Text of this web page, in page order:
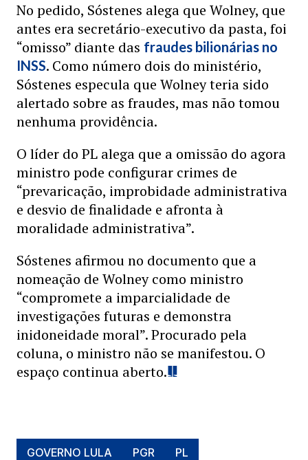
No pedido, Sóstenes alega que Wolney, que
antes era secretário-executivo da pasta, foi
“omisso” diante das fraudes bilionárias no
INSS. Como número dois do ministério,
Sóstenes especula que Wolney teria sido
alertado sobre as fraudes, mas não tomou
nenhuma providência.
O líder do PL alega que a omissão do agora
ministro pode configurar crimes de
“prevaricação, improbidade administrativa
e desvio de finalidade e afronta à
moralidade administrativa”.
Sóstenes afirmou no documento que a
nomeação de Wolney como ministro
“compromete a imparcialidade de
investigações futuras e demonstra
inidoneidade moral”. Procurado pela
coluna, o ministro não se manifestou. O
espaço continua aberto.
GOVERNO LULA PGR PL